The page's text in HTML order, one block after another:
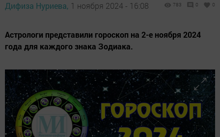
Дифиза Нуриева, 1 ноября 2024 - 16:08 783 0 0
Астрологи представили гороскоп на 2-е ноября 2024
года для каждого знака Зодиака.